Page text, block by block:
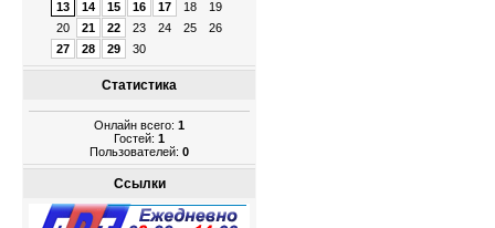
13
14 15 16 17 18
19
20
21 22 23 24 25
26
27
28 29 30
Статистика
Онлайн всего: 1
Гостей: 1
Пользователей: 0
Ссылки